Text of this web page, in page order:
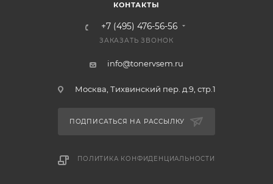
КОНТАКТЫ
+7 (495) 476-56-56
ЗАКАЗАТЬ ЗВОНОК
info@tonervsem.ru
Москва, Тихвинский пер. д.9, стр.1
ПОДПИСАТЬСЯ НА РАССЫЛКУ
ПОЛИТИКА КОНФИДЕНЦИАЛЬНОСТИ